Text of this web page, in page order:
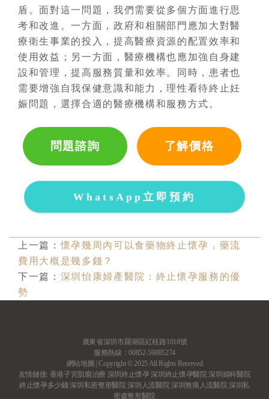
盾。面對這一問題，我們需要從多個方面進行思
考和改進。一方面，政府和相關部門應加大對醫
療衛生事業的投入，提高醫療資源的配置效率和
使用效益；另一方面，醫療機構也應加強自身建
設和管理，提高服務質量和效率。同時，患者也
需要增強自我保健意識和能力，理性看待終止妊
娠問題，選擇合適的醫療機構和服務方式。
問題諮詢 了解價格
WhatsApp立即預約
上一篇：懷孕幾周內可以食藥物終止懷孕，藥流
費用大概是幾多錢？
下一篇： 深圳怡康婦產醫院：終止懷孕服務的優
勢
廣東省深圳市羅湖區紅桂路1018號
服務熱線：00852-59885274
網站地圖 | Copyright © 2025 All Rights Reserved
友情鏈接: 香港子宮肌瘤治療 深圳終止懷孕深圳終止懷孕醫院 深圳婦科醫院
終止懷孕多少錢深圳私密整形醫院 深圳人流醫院 深圳無痛人流醫院 深圳私
密處整形醫院